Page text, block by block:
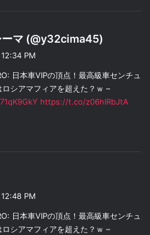
ーマ (@y32cima45)
PM
日本車VIPの頂点！最高級車センチュ
ロシアマフィアを超えた？ｗ –
https://t.co/z06hIRbJtA
PM
日本車VIPの頂点！最高級車センチュ
ロシアマフィアを超えた？ｗ –